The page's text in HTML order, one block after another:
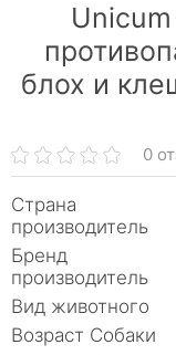
блох и
0
Страна
производитель
Бренд
производитель
Вид животного
Возраст Собаки